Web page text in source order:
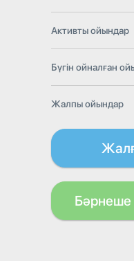
Активты ойындар
Бүгін ойналған
Жалпы ойындар